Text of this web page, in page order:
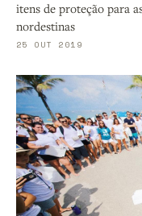
itens de proteção para
nordestinas
25 OUT 2019